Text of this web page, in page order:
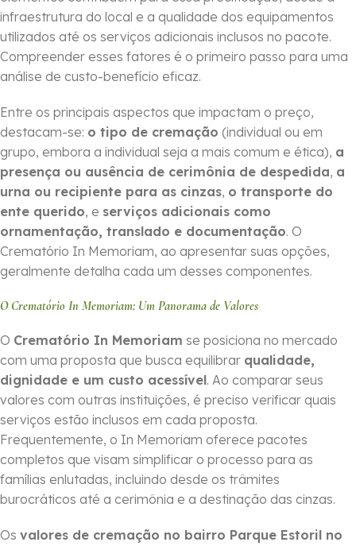
infraestrutura do local e a qualidade dos equipamentos
utilizados até os serviços adicionais inclusos no pacote.
Compreender esses fatores é o primeiro passo para uma
análise de custo-benefício eficaz.
Entre os principais aspectos que impactam o preço,
destacam-se: o tipo de cremação (individual ou em
grupo, embora a individual seja a mais comum e ética), a
presença ou ausência de cerimônia de despedida, a
urna ou recipiente para as cinzas, o transporte do
ente querido, e serviços adicionais como
ornamentação, translado e documentação. O
Crematório In Memoriam, ao apresentar suas opções,
geralmente detalha cada um desses componentes.
O Crematório In Memoriam: Um Panorama de Valores
O Crematório In Memoriam se posiciona no mercado
com uma proposta que busca equilibrar qualidade,
dignidade e um custo acessível. Ao comparar seus
valores com outras instituições, é preciso verificar quais
serviços estão inclusos em cada proposta.
Frequentemente, o In Memoriam oferece pacotes
completos que visam simplificar o processo para as
famílias enlutadas, incluindo desde os trâmites
burocráticos até a cerimônia e a destinação das cinzas.
Os valores de cremação no bairro Parque Estoril no